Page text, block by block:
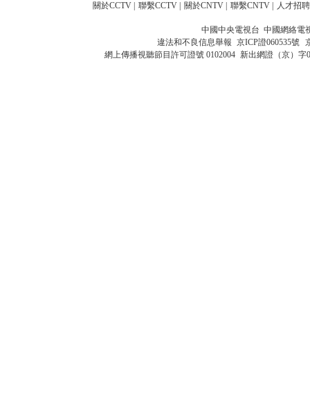
關於CCTV 聯繫CCTV 關於CNTV 聯繫CNTV 人才招聘
中國中央電視台 中國網絡電
違法和不良信息舉報 京ICP證060535號
網上傳播視聽節目許可證號 0102004 新出網證（京）